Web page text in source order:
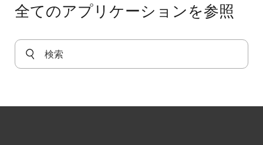
スマートアセットトラッキングラベル
バーコードスキャナシステム
ポータブルサーマルプリンター
測距およびアセットトラッキング用Bluetooth Low
スマートタッチパネル
ハイエンドの機能豊富なHMIプラットフォーム
MCUベースの6チャネルパワーシーケンサ
OTA対応PLCモジュール
エレベータ制御システム
IO-Link対応抵抗式センサプラットフォーム
Modbus ASCII/RTU スレーブボード
USB IO-Linkマスタ
小型フレキシブル システムオンモジュール(SoM)
IO-Link対応抵抗式センサプラットフォーム
IoTリモートセンシングシステム
全てのアプリケーションを参照